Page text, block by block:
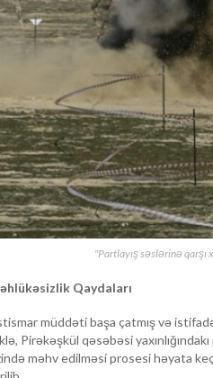
"Partlayış səslərinə qarşı
Qaydaları
müddəti başa çatmış və
Pirəkəşkül qəsəbəsi
məhv edilməsi prosesi həyata